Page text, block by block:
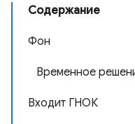
Содержание
Фон
Временное
Входит ГНОК